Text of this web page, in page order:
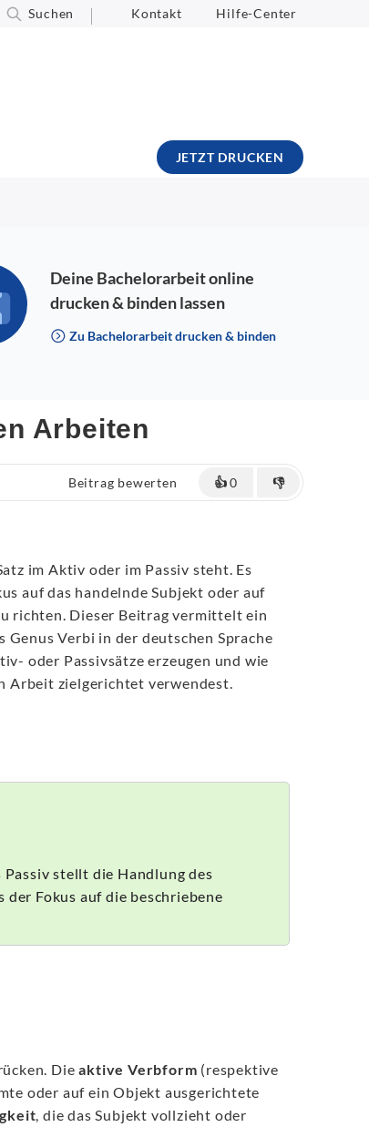
Suchen Kontakt Hilfe-Center
JETZT DRUCKEN
Deine Bachelorarbeit online
drucken & binden lassen
Zu Bachelorarbeit drucken & binden
Arbeiten
Beitrag bewerten 👍0 👎
im Aktiv oder im Passiv steht. Es
auf das handelnde Subjekt oder auf
richten. Dieser Beitrag vermittelt ein
Verbi in der deutschen Sprache
oder Passivsätze erzeugen und wie
Arbeit zielgerichtet verwendest.
stellt die Handlung des
Fokus auf die beschriebene
Dieaktive Verbform (respektive
oder auf ein Objekt ausgerichtete
, die das Subjekt vollzieht oder